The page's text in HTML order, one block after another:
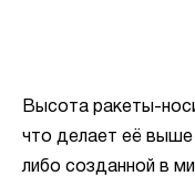
Высота ракеты-
что делает её выше
либо созданной в